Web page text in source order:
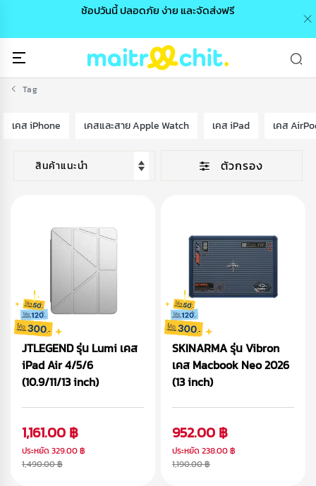
ช้อปวันนี้ ปลอดภัย ง่าย และจัดส่งฟรี
Tag
เคส iPhone เคสและสาย Apple Watch เคส iPad เคส
ตัวกรอง
JTLEGEND รุ่น Lumi เคส
iPad Air 4/5/6
(10.9/11/13 inch)
1,161.00 ฿
ประหยัด 329.00 ฿
1,490.00 ฿
SKINARMA รุ่น Vibron
เคส Macbook Neo 2026
(13 inch)
952.00 ฿
ประหยัด 238.00 ฿
1,190.00 ฿